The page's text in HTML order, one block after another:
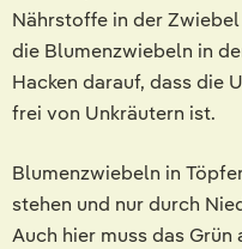
Nährstoffe in der
die Blumenzwiebeln in
Hacken darauf, dass die
frei von Unkräutern ist.
Blumenzwiebeln in
stehen und nur durch
Auch hier muss das